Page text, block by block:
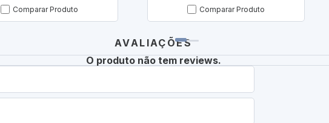
Comparar Produto Comparar Produto
AVALIAÇÕES
O produto não tem reviews.